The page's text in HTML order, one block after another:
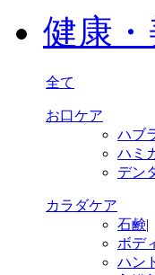
健康
全て
お口ケア
ハブ
ハミ
デン
カラダケア
石鹸|
ボデ
ハン